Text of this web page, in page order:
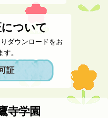
ついて
ダウンロードをお
す。
証
寺学園